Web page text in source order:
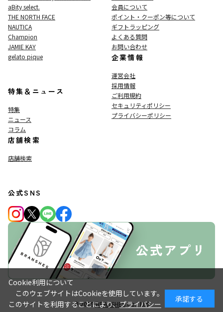
aBity select.
THE NORTH FACE
NAUTICA
Champion
JAMIE KAY
gelato pique
特集＆ニュース
特集
ニュース
コラム
店舗検索
店舗検索
会員について
ポイント・クーポン等について
ギフトラッピング
よくある質問
お問い合わせ
企業情報
運営会社
採用情報
ご利用規約
セキュリティポリシー
プライバシーポリシー
公式SNS
© 2019BRANSHESCo., Ltd.
Cookie利用について
このウェブサイトはCookieを使用しています。
このサイトを利用することにより、プライバシー
承諾する